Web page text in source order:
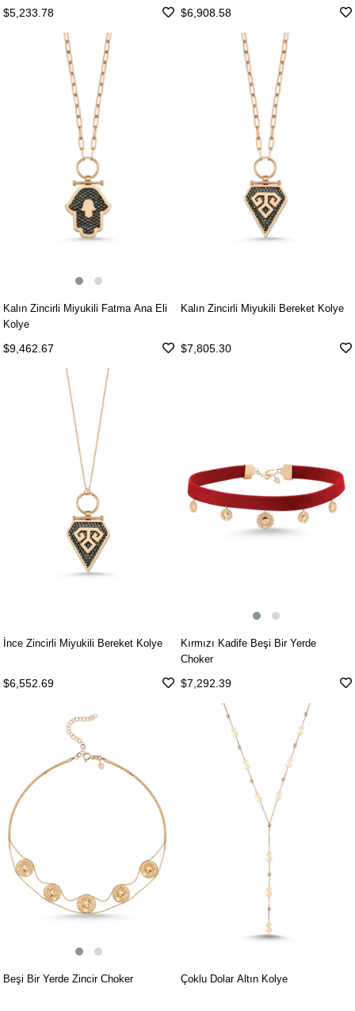
$5,233.78 $6,908.58
Kalın Zincirli Miyukili Fatma Ana Eli
Kolye
$9,462.67
Kalın Zincirli Miyukili Bereket Kolye
$7,805.30
İnce Zincirli Miyukili Bereket Kolye
$6,552.69
Kırmızı Kadife Beşi Bir Yerde
Choker
$7,292.39
Beşi Bir Yerde Zincir Choker Çoklu Dolar Altın Kolye